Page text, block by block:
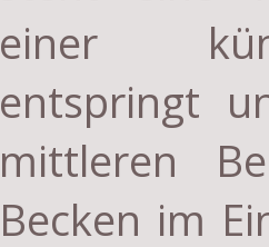
einer
entspringt
mittleren
Becken im